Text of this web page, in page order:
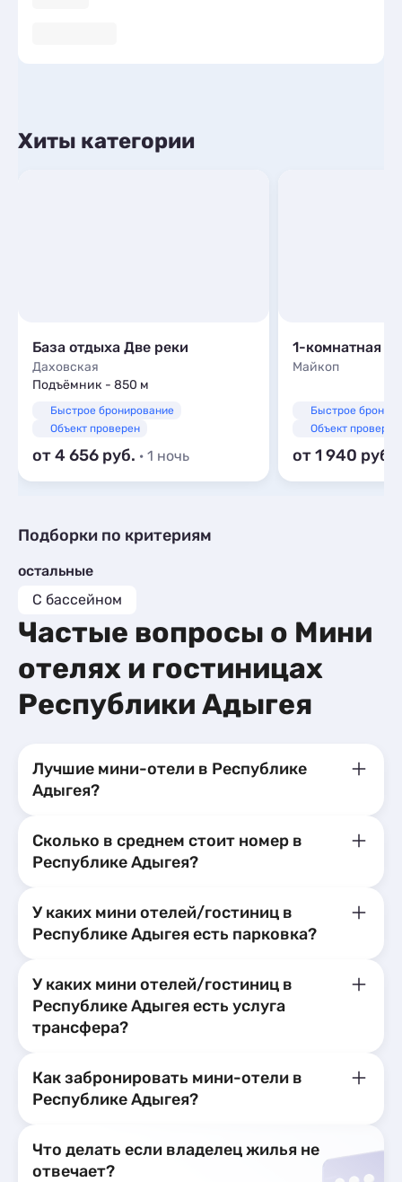
Хиты категории
База отдыха Две реки
Даховская
Подъёмник - 850 м
Быстрое бронирование
Объект проверен
от 4 656 · 1 ночь
Майкоп
Быстрое
Объект проверен
от 1 940
Подборки по критериям
остальные
С бассейном
Частые вопросы о Мини
отелях и гостиницах
Республики Адыгея
Лучшие мини-отели в Республике
Адыгея?
Сколько в среднем стоит номер в
Республике Адыгея?
У каких мини отелей/гостиниц в
Республике Адыгея есть парковка?
У каких мини отелей/гостиниц в
Республике Адыгея есть услуга
трансфера?
Как забронировать мини-отели в
Республике Адыгея?
Что делать если владелец жилья не
отвечает?